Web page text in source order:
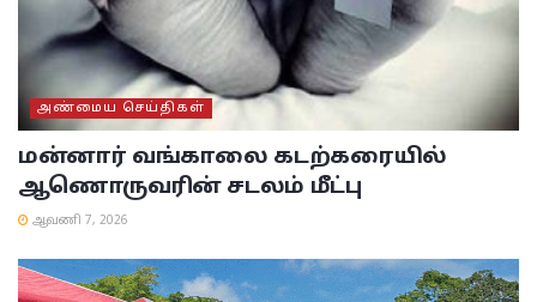
அண்மைய செய்திகள்
மன்னார் வங்காலை கடற்கரையில்
ஆணொருவரின் சடலம் மீட்பு
ஆவணி 7, 2026